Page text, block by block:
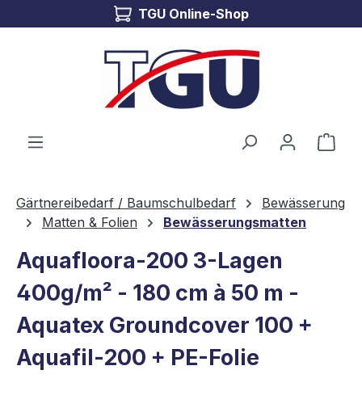
Zum Hauptinhalt springenTGU Online-Shop
Gärtnereibedarf / Baumschulbedarf
Bewässerung
Matten & Folien
Bewässerungsmatten
Aquafloora-200 3-Lagen
400g/m² - 180 cm à 50 m -
Aquatex Groundcover 100 +
Aquafil-200 + PE-Folie